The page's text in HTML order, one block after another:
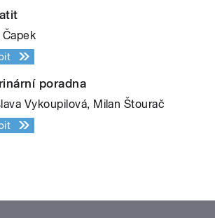
Čapek
poradna
Vykoupilová, Milan Štourač